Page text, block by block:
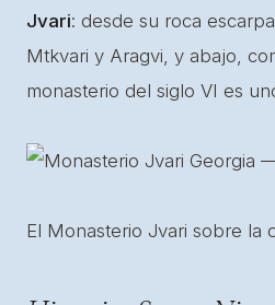
Jvari: desde su roca
Mtkvari y Aragvi, y abajo,
monasterio del siglo VI es
El Monasterio Jvari sobre la